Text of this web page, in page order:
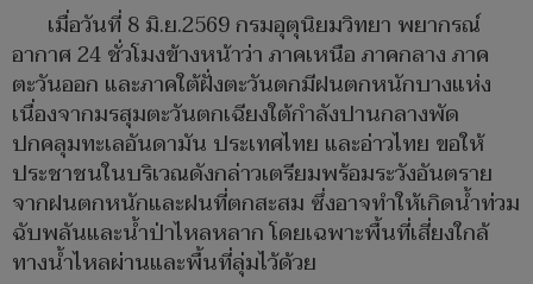
เมื่อวันที่ 8 มิ.ย.2569 กรมอุตุนิยมวิทยา พยากรณ์
อากาศ 24 ชั่วโมงข้างหน้าว่า ภาคเหนือ ภาคกลาง ภาค
ตะวันออก และภาคใต้ฝั่งตะวันตกมีฝนตกหนักบางแห่ง
เนื่องจากมรสุมตะวันตกเฉียงใต้กำลังปานกลางพัด
ปกคลุมทะเลอันดามัน ประเทศไทย และอ่าวไทย ขอให้
ประชาชนในบริเวณดังกล่าวเตรียมพร้อมระวังอันตราย
จากฝนตกหนักและฝนที่ตกสะสม ซึ่งอาจทำให้เกิดน้ำท่วม
ฉับพลันและน้ำป่าไหลหลาก โดยเฉพาะพื้นที่เสี่ยงใกล้
ทางน้ำไหลผ่านและพื้นที่ลุ่มไว้ด้วย